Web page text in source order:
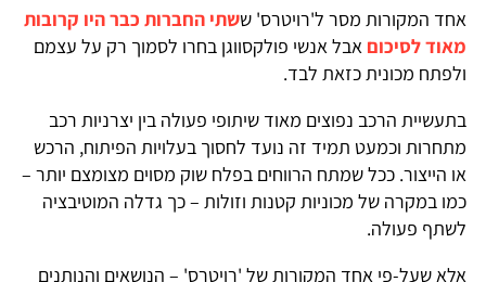
אחד המקורות מסר ל'רויטרס' ששתי החברות כבר היו קרובות
מאוד לסיכום אבל אנשי פולקסווגן בחרו לסמוך רק על עצמם
ולפתח מכונית כזאת לבד.
בתעשיית הרכב נפוצים מאוד שיתופי פעולה בין יצרניות רכב
מתחרות וכמעט תמיד זה נועד לחסוך בעלויות הפיתוח, הרכש
או הייצור. ככל שמתח הרווחים בפלח שוק מסוים מצומצם יותר –
כמו במקרה של מכוניות קטנות וזולות – כך גדלה המוטיבציה
לשתף פעולה.
אלא שעל-פי אחד המקורות של 'רויטרס' – הנושאים והנותנים